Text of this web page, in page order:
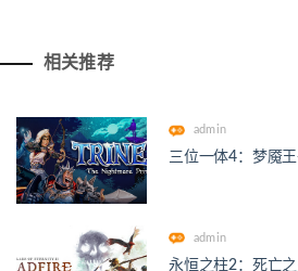
相关推荐
admin
三位一体4：梦魇
admin
永恒之柱2：死亡